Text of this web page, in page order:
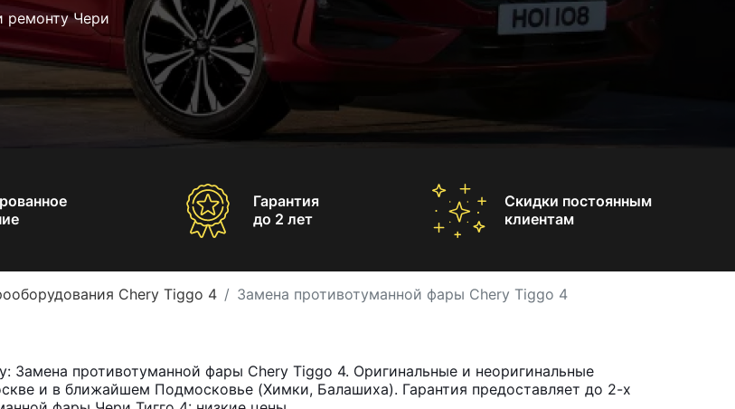
ремонту Чери
Гарантия
до 2 лет
Скидки постоянным
клиентам
Chery Tiggo 4 Замена противотуманной фары Chery Tiggo 4
Замена противотуманной фары Chery Tiggo 4. Оригинальные и неоригинальные
и в ближайшем Подмосковье (Химки, Балашиха). Гарантия предоставляет до 2-х